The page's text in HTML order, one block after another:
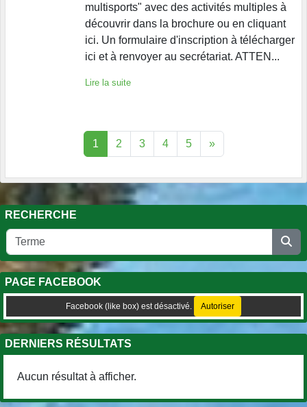
multisports" avec des activités multiples à
découvrir dans la brochure ou en cliquant
ici. Un formulaire d'inscription à télécharger
ici et à renvoyer au secrétariat. ATTEN...
Lire la suite
1 2 3 4 5 »
RECHERCHE
PAGE FACEBOOK
Facebook (like box) est désactivé. Autoriser
DERNIERS RÉSULTATS
Aucun résultat à afficher.